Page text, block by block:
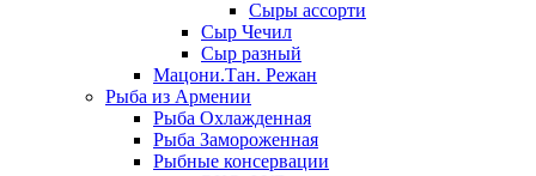
Сыры ассорти
Сыр Чечил
Сыр разный
Мацони.Тан. Режан
Рыба из Армении
Рыба Охлажденная
Рыба Замороженная
Рыбные консервации